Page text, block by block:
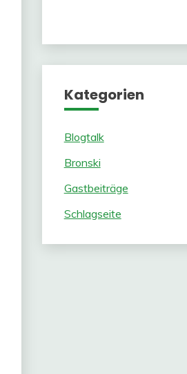
Kategorien
Blogtalk
Bronski
Gastbeiträge
Schlagseite